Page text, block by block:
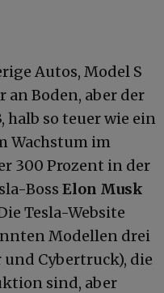
Autos, Model S
Boden, aber der
halb so teuer wie ein
Wachstum im
300 Prozent in der
Boss Elon Musk
Tesla-Website
Modellen drei
und Cybertruck), die
sind, aber